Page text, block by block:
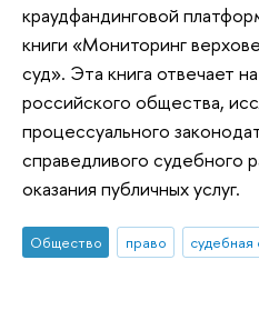
краудфандинговой
книги «Мониторинг
суд». Эта книга отвечает
российского общества,
процессуального
справедливого судебного
оказания публичных услуг.
Общество право судебная